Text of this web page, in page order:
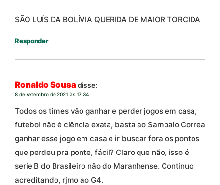
SÃO LUÍS DA BOLÍVIA QUERIDA DE MAIOR TORCIDA
Responder
Ronaldo Sousadisse:
8 de setembro de 2021 às 17:34
Todos os times vão ganhar e perder jogos em casa,
futebol não é ciência exata, basta ao Sampaio Correa
ganhar esse jogo em casa e ir buscar fora os pontos
que perdeu pra ponte, fácil? Claro que não, isso é
serie B do Brasileiro não do Maranhense. Continuo
acreditando, rjmo ao G4.